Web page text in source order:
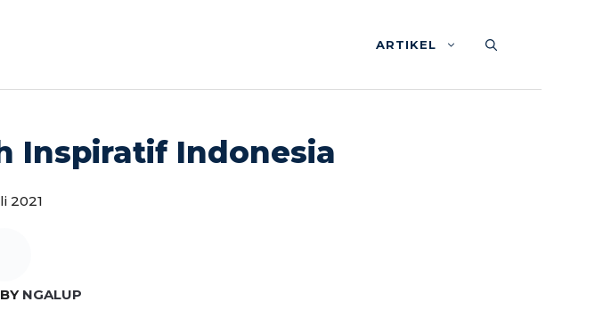
ARTIKEL
Inspiratif Indonesia
2021
NGALUP